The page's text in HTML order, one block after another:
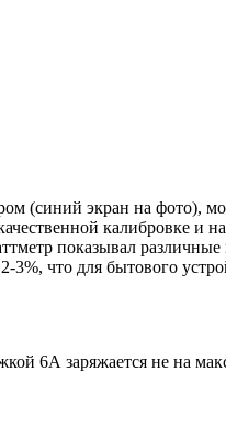
(синий экран на фото),
калибровке и
показывал
что для бытового
6А заряжается не на